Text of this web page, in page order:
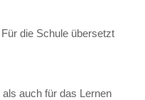
die Schule übersetzt
auch für das Lernen